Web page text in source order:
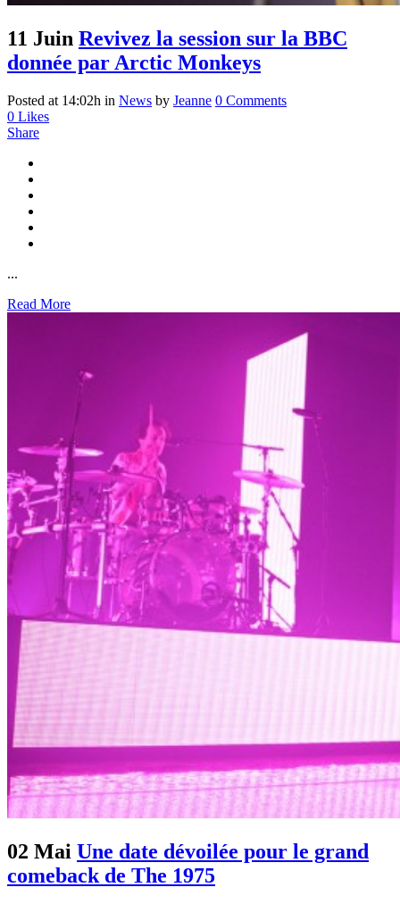
11 Juin Revivez la session sur la BBC
donnée par Arctic Monkeys
Posted at 14:02h in News by Jeanne 0 Comments
0 Likes
Share
...
Read More
02 Mai Une date dévoilée pour le grand
comeback de The 1975